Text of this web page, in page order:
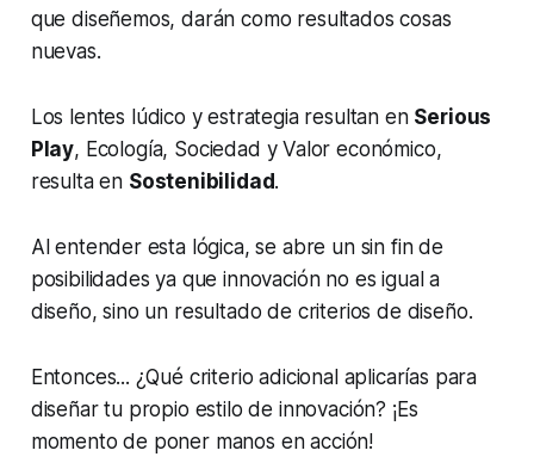
que diseñemos, darán como resultados cosas
nuevas.
Los lentes lúdico yestrategia resultan en Serious
Play, Ecología, Sociedad yValor económico,
resulta en Sostenibilidad.
Al entender esta lógica, se abre un sin fin de
posibilidades ya que innovación no es igual a
diseño, sino un resultado de criterios de diseño.
Entonces... ¿Qué criterio adicional aplicarías para
diseñar tu propio estilo de innovación? ¡Es
momento de poner manos en acción!